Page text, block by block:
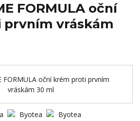
FORMULA oční
vráskám